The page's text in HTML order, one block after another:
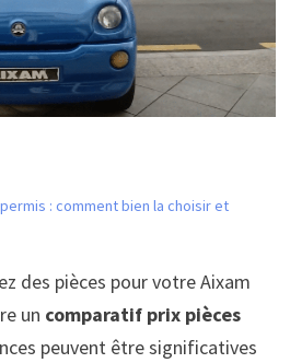
: comment bien la choisir et
des pièces pour votre Aixam
un comparatif prix pièces
peuvent être significatives